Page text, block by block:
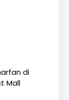
di
Mall